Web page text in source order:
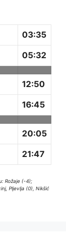
03:35
05:32
12:50
16:45
20:05
21:47
Rožaje (-4);
Pljevlja (0), Nikšić